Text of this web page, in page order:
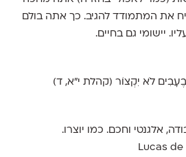
את המתמודד להגיב. כך אתה בולם
יישומי גם בחיים.
לֹא יִקְצוֹר (קהלת י״א, ד)
אלגנטי וחכם. כמו יוצרו.